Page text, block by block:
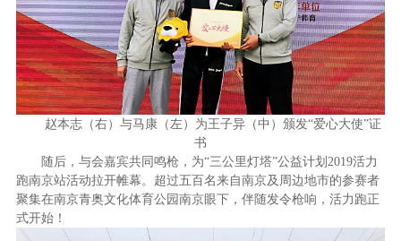
赵本志（右）与马康（左）为王子异（中）颁发“爱心大使”证
书
随后，与会嘉宾共同鸣枪，为“三公里灯塔”公益计划 2019活力
跑南京站活动拉开帷幕。超过五百名来自南京及周边地市的参赛者
聚集在南京青奥文化体育公园南京眼下，伴随发令枪响，活力跑正
式开始！